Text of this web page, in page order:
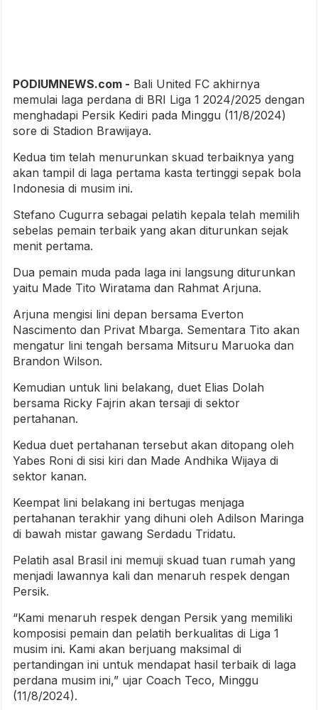
PODIUMNEWS.com - Bali United FC akhirnya
memulai laga perdana di BRI Liga 1 2024/2025 dengan
menghadapi Persik Kediri pada Minggu (11/8/2024)
sore di Stadion Brawijaya.
Kedua tim telah menurunkan skuad terbaiknya yang
akan tampil di laga pertama kasta tertinggi sepak bola
Indonesia di musim ini.
Stefano Cugurra sebagai pelatih kepala telah memilih
sebelas pemain terbaik yang akan diturunkan sejak
menit pertama.
Dua pemain muda pada laga ini langsung diturunkan
yaitu Made Tito Wiratama dan Rahmat Arjuna.
Arjuna mengisi lini depan bersama Everton
Nascimento dan Privat Mbarga. Sementara Tito akan
mengatur lini tengah bersama Mitsuru Maruoka dan
Brandon Wilson.
Kemudian untuk lini belakang, duet Elias Dolah
bersama Ricky Fajrin akan tersaji di sektor
pertahanan.
Kedua duet pertahanan tersebut akan ditopang oleh
Yabes Roni di sisi kiri dan Made Andhika Wijaya di
sektor kanan.
Keempat lini belakang ini bertugas menjaga
pertahanan terakhir yang dihuni oleh Adilson Maringa
di bawah mistar gawang Serdadu Tridatu.
Pelatih asal Brasil ini memuji skuad tuan rumah yang
menjadi lawannya kali dan menaruh respek dengan
Persik.
“Kami menaruh respek dengan Persik yang memiliki
komposisi pemain dan pelatih berkualitas di Liga 1
musim ini. Kami akan berjuang maksimal di
pertandingan ini untuk mendapat hasil terbaik di laga
perdana musim ini,” ujar Coach Teco, Minggu
(11/8/2024).